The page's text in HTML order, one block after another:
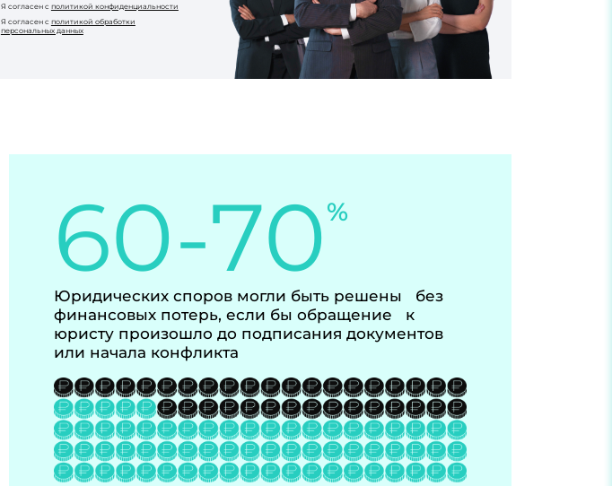
Я согласен с политикой конфиденциальности
Я согласен с политикой обработки
персональных данных
60-70%
Юридических споров могли быть решены без
финансовых потерь, если бы обращение к
юристу произошло до подписания документов
или начала конфликта